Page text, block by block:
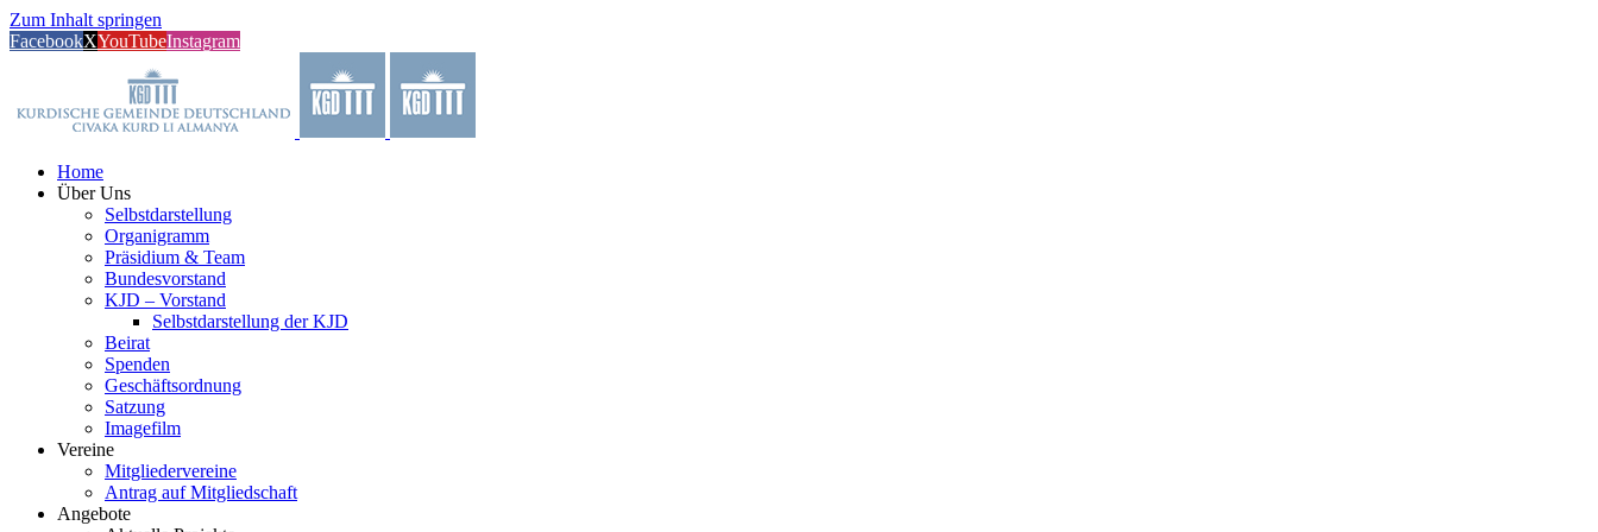
Zum Inhalt springen
FacebookXYouTubeInstagram
Home
Über Uns
Selbstdarstellung
Organigramm
Präsidium & Team
Bundesvorstand
KJD – Vorstand
Selbstdarstellung der KJD
Beirat
Spenden
Geschäftsordnung
Satzung
Imagefilm
Vereine
Mitgliedervereine
Antrag auf Mitgliedschaft
Angebote